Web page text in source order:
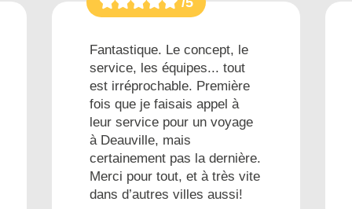
Fantastique. Le concept, le
service, les équipes... tout
est irréprochable. Première
fois que je faisais appel à
leur service pour un voyage
à Deauville, mais
certainement pas la dernière.
Merci pour tout, et à très vite
dans d’autres villes aussi!